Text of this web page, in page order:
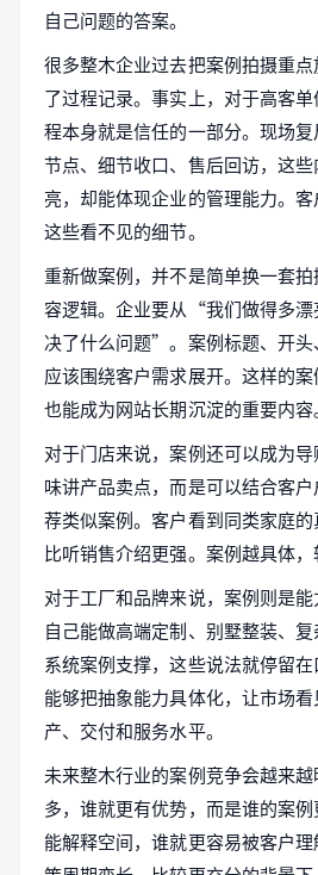
自己问题的答案。
很多整木企业过去把案例拍摄重
了过程记录。事实上，对于高客
程本身就是信任的一部分。现场
节点、细节收口、售后回访，这
亮，却能体现企业的管理能力。
这些看不见的细节。
重新做案例，并不是简单换一套
容逻辑。企业要从“我们做得多
决了什么问题”。案例标题、开
应该围绕客户需求展开。这样的案
也能成为网站长期沉淀的重要内容。
对于门店来说，案例还可以成为
味讲产品卖点，而是可以结合客
荐类似案例。客户看到同类家庭
比听销售介绍更强。案例越具体，
对于工厂和品牌来说，案例则是
自己能做高端定制、别墅整装、
系统案例支撑，这些说法就停留
能够把抽象能力具体化，让市场
产、交付和服务水平。
未来整木行业的案例竞争会越来
多，谁就更有优势，而是谁的案
能解释空间，谁就更容易被客户